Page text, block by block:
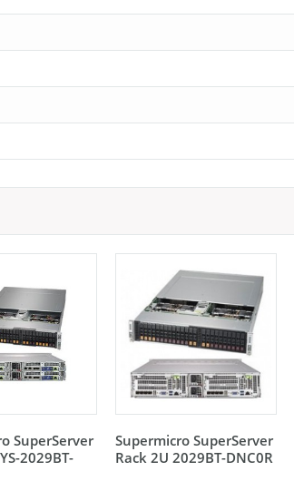
SuperServer
2029BT-
Supermicro SuperServer
Rack 2U 2029BT-DNC0R